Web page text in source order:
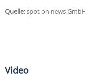
Quelle:spot on news
Video